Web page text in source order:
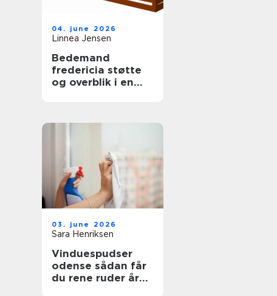
04. june 2026
Linnea Jensen
Bedemand
fredericia støtte
og overblik i en
03. june 2026
Sara Henriksen
Vinduespudser
odense sådan får
du rene ruder året